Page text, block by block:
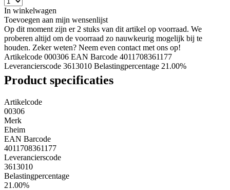
In winkelwagen
Toevoegen aan mijn wensenlijst
Op dit moment zijn er 2 stuks van dit artikel op voorraad. We
proberen altijd om de voorraad zo nauwkeurig mogelijk bij te
houden. Zeker weten? Neem even contact met ons op!
Artikelcode 000306 EAN Barcode 4011708361177
Leverancierscode 3613010 Belastingpercentage 21.00%
Product specificaties
Artikelcode
00306
Merk
Eheim
EAN Barcode
4011708361177
Leverancierscode
3613010
Belastingpercentage
21.00%